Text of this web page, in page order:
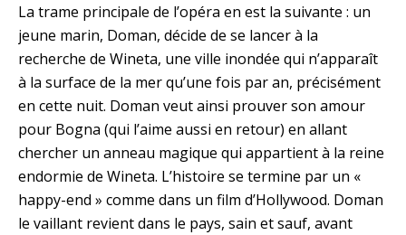
La trame principale de l’opéra en est la suivante : un
jeune marin, Doman, décide de se lancer à la
recherche de Wineta, une ville inondée qui n’apparaît
à la surface de la mer qu’une fois par an, précisément
en cette nuit. Doman veut ainsi prouver son amour
pour Bogna (qui l’aime aussi en retour) en allant
chercher un anneau magique qui appartient à la reine
endormie de Wineta. L’histoire se termine par un «
happy-end » comme dans un film d’Hollywood. Doman
le vaillant revient dans le pays, sain et sauf, avant